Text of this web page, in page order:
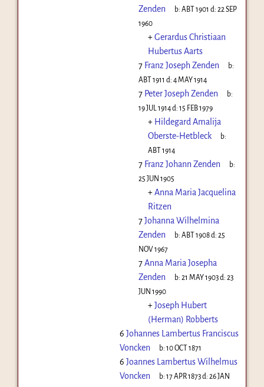
Zenden
b:ABT 1901 d:22 SEP
1960
+Gerardus Christiaan
Hubertus Aarts
7 Franz Joseph Zenden
b:
ABT 1911 d: 4 MAY 1914
7 Peter Joseph Zenden
b:
19 JUL 1914d: 15 FEB 1979
+ Hildegard Amalija
Oberste-Hetbleck
b:
ABT 1914
7 Franz Johann Zenden
b:
25 JUN 1905
+Anna Maria Jacquelina
Ritzen
7Johanna Wilhelmina
Zenden
b:ABT 1908d:25
NOV 1967
7Anna Maria Josepha
Zenden
b:21 MAY 1903d:23
JUN 1990
+Joseph Hubert
(Herman) Robberts
6 Johannes Lambertus Franciscus
Voncken
b:10 OCT 1871
6 Joannes Lambertus Wilhelmus
Voncken
b:17 APR 1873d:26 JAN